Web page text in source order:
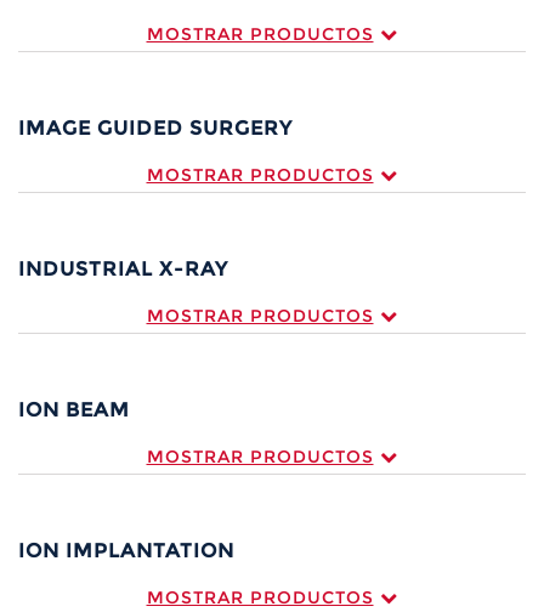
MOSTRAR PRODUCTOS
IMAGE GUIDED SURGERY
MOSTRAR PRODUCTOS
INDUSTRIAL X-RAY
MOSTRAR PRODUCTOS
ION BEAM
MOSTRAR PRODUCTOS
ION IMPLANTATION
MOSTRAR PRODUCTOS